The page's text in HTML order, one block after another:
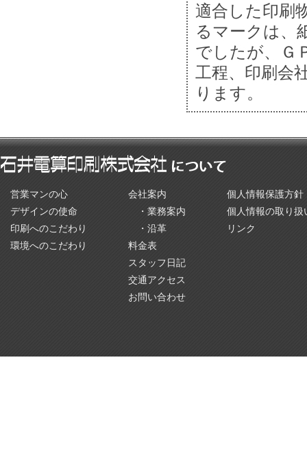
適合した印刷
るマークは、
でしたが、Ｇ
工程、印刷会
ります。
営業マンの心
デザインの使命
印刷へのこだわり
環境へのこだわり
会社案内
・業務案内
・沿革
料金表
スタッフ日記
交通アクセス
お問い合わせ
個人情報保護方針
個人情報の取り扱
リンク